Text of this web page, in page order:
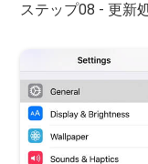
ステップ08 - 更新